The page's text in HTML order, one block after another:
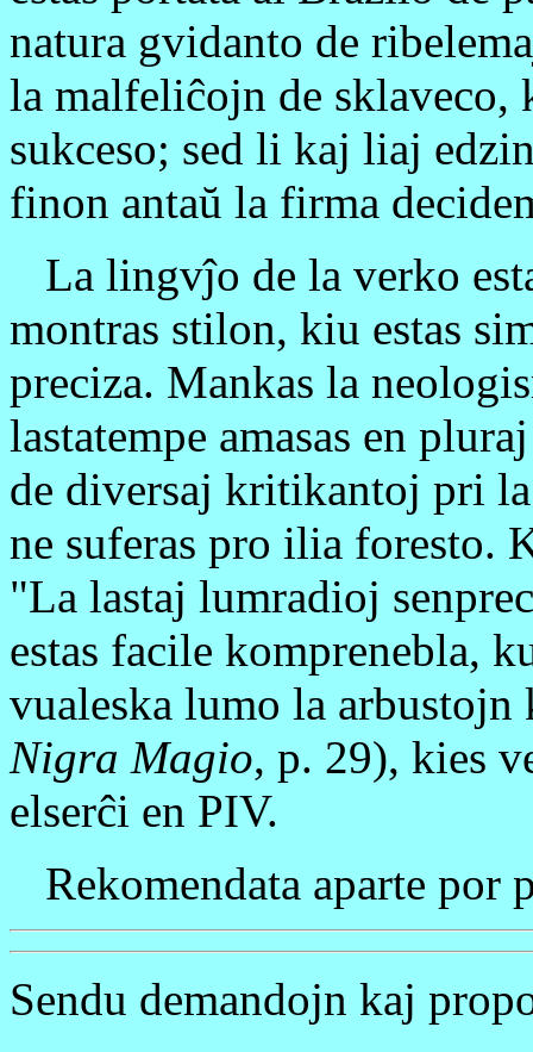
natura gvidanto de
la malfeliĉojn de sklaveco,
sukceso; sed li kaj liaj
finon antaŭ la firma
La lingvĵo de la verko
montras stilon, kiu estas
preciza. Mankas la
lastatempe amasas en
de diversaj kritikantoj pri
ne suferas pro ilia foresto.
"La lastaj lumradioj
estas facile komprenebla,
vualeska lumo la
Nigra Magio, p. 29), kies
elserĉi en PIV.
Rekomendata aparte por
Sendu demandojn kaj